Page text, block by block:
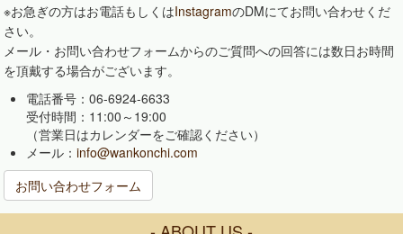
※お急ぎの方はお電話もしくはInstagramのDMにてお問い合わせくだ
さい。
メール・お問い合わせフォームからのご質問への回答には数日お時間
を頂戴する場合がございます。
電話番号：06-6924-6633
受付時間：11:00～19:00
（営業日はカレンダーをご確認ください）
メール：info@wankonchi.com
お問い合わせフォーム